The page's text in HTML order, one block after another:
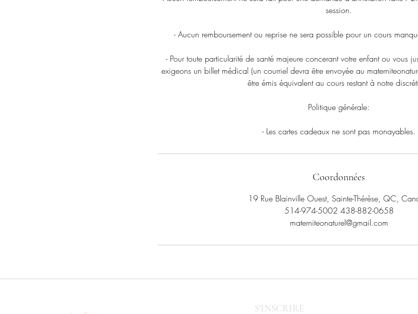
session.
- Aucun remboursement ou reprise ne sera possible pour un cours
- Pour toute particularité de santé majeure concerant votre enfant ou vous
exigeons un billet médical (un courriel devra être envoyée au
être émis équivalent au cours restant à notre
​Politique générale:
- Les cartes cadeaux ne sont pas monayables.
Coordonnées
19 Rue Blainville Ouest, Sainte-Thérèse, QC,
514-974-5002 438-882-0658
materniteonaturel@gmail.com
S'INSCRIRE